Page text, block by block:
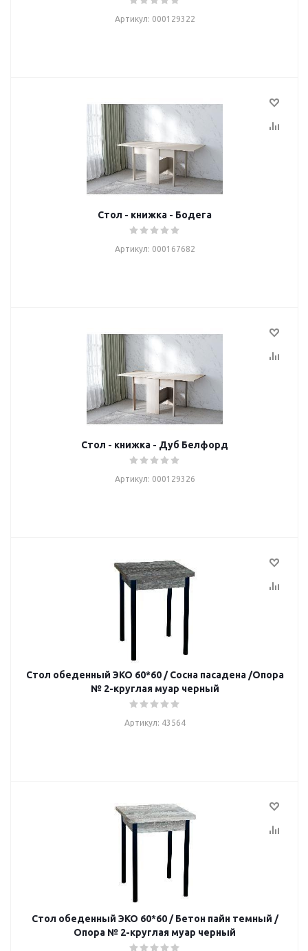
Артикул: 000129322
Стол - книжка - Бодега
Артикул: 000167682
Стол - книжка - Дуб Белфорд
Артикул: 000129326
Стол обеденный ЭКО 60*60 / Сосна пасадена /Опора
№ 2-круглая муар черный
Артикул: 43564
Стол обеденный ЭКО 60*60 / Бетон пайн темный /
Опора № 2-круглая муар черный